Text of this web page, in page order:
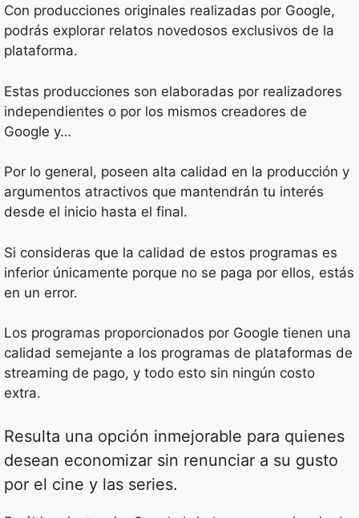
Con producciones originales realizadas por Google,
podrás explorar relatos novedosos exclusivos de la
plataforma.
Estas producciones son elaboradas por realizadores
independientes o por los mismos creadores de
Google y…
Por lo general, poseen alta calidad en la producción y
argumentos atractivos que mantendrán tu interés
desde el inicio hasta el final.
Si consideras que la calidad de estos programas es
inferior únicamente porque no se paga por ellos, estás
en un error.
Los programas proporcionados por Google tienen una
calidad semejante a los programas de plataformas de
streaming de pago, y todo esto sin ningún costo
extra.
Resulta una opción inmejorable para quienes
desean economizar sin renunciar a su gusto
por el cine y las series.